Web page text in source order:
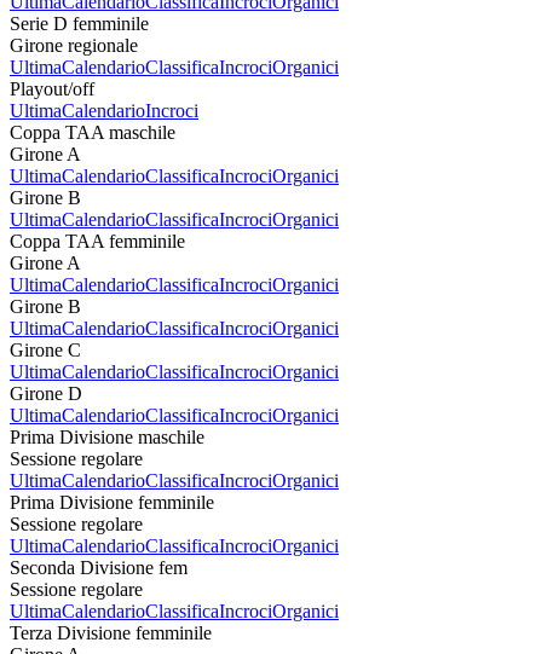
Serie D femminile
Girone regionale
UltimaCalendarioClassificaIncrociOrganici
Playout/off
UltimaCalendarioIncroci
Coppa TAA maschile
Girone A
UltimaCalendarioClassificaIncrociOrganici
Girone B
UltimaCalendarioClassificaIncrociOrganici
Coppa TAA femminile
Girone A
UltimaCalendarioClassificaIncrociOrganici
Girone B
UltimaCalendarioClassificaIncrociOrganici
Girone C
UltimaCalendarioClassificaIncrociOrganici
Girone D
UltimaCalendarioClassificaIncrociOrganici
Prima Divisione maschile
Sessione regolare
UltimaCalendarioClassificaIncrociOrganici
Prima Divisione femminile
Sessione regolare
UltimaCalendarioClassificaIncrociOrganici
Seconda Divisione fem
Sessione regolare
UltimaCalendarioClassificaIncrociOrganici
Terza Divisione femminile